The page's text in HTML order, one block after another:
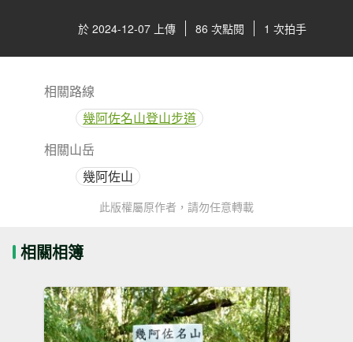
於 2024-12-07 上傳 86 次點閱 1 次拍手
相關路線
幾阿佐名山登山步道
相關山岳
幾阿佐山
此版權屬原作者，請勿任意轉載
相關相簿